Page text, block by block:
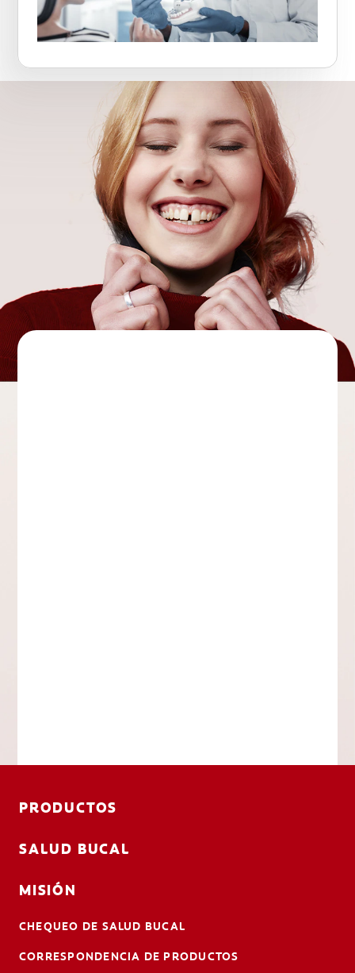
PRODUCTOS
SALUD BUCAL
MISIÓN
CHEQUEO DE SALUD BUCAL
CORRESPONDENCIA DE PRODUCTOS